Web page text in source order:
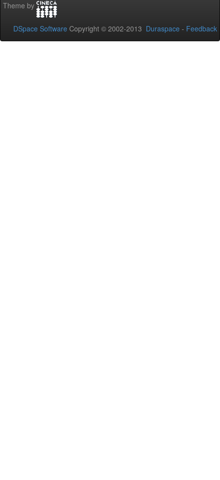
Theme by
DSpace Software Copyright © 2002-2013 Duraspace - Feedback